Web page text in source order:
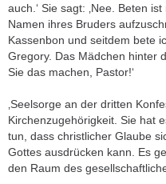
auch.‘ Sie sagt: ‚Nee. Beten
Namen ihres Bruders
Kassenbon und seitdem bete
Gregory. Das Mädchen hinter
Sie das machen, Pastor!‘
‚Seelsorge an der dritten
Kirchenzugehörigkeit. Sie hat
tun, dass christlicher Glaube
Gottes ausdrücken kann. Es
den Raum des